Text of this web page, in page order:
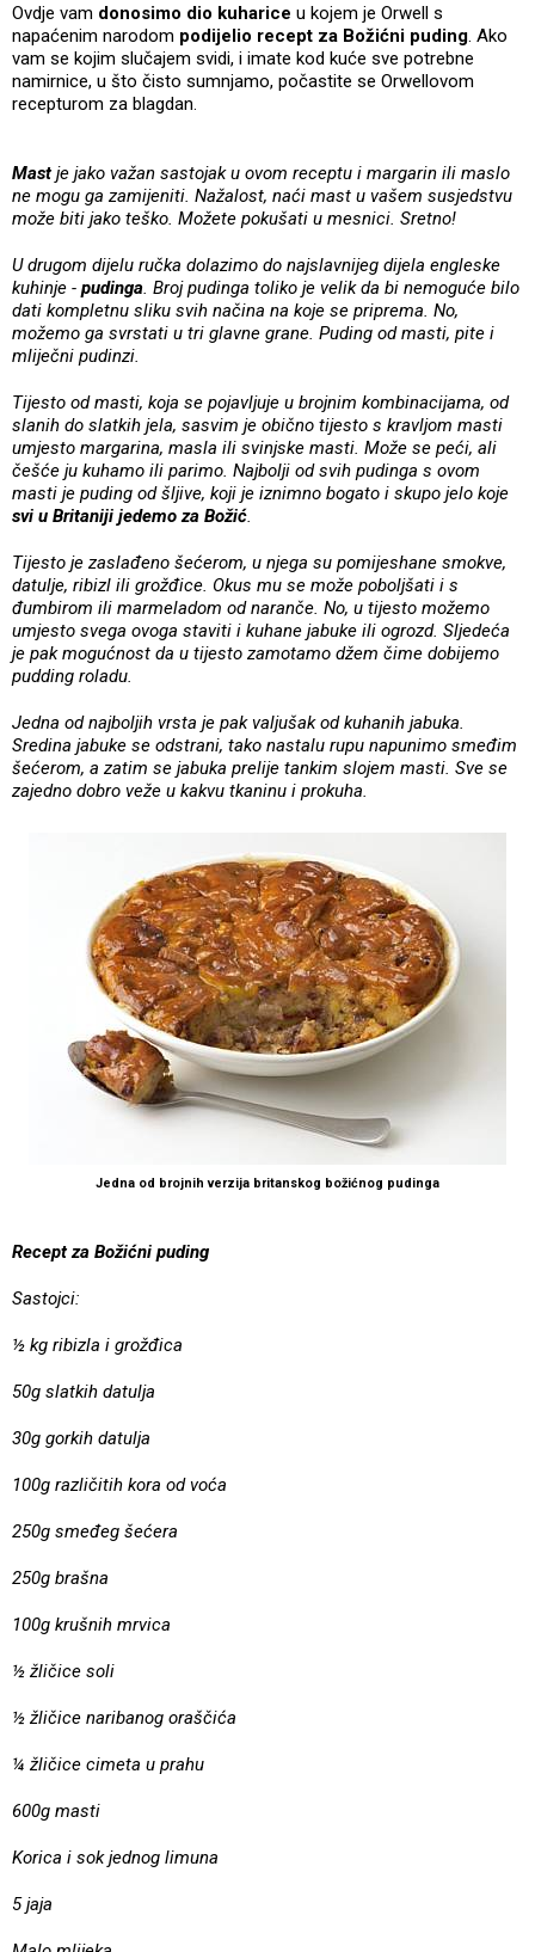
Ovdje vam donosimo dio kuharice u kojem je Orwell s
napaćenim narodom podijelio recept za Božićni puding. Ako
vam se kojim slučajem svidi, i imate kod kuće sve potrebne
namirnice, u što čisto sumnjamo, počastite se Orwellovom
recepturom za blagdan.
Mastje jako važan sastojak u ovom receptu i margarin ili maslo
ne mogu ga zamijeniti. Nažalost, naći mast u vašem susjedstvu
može biti jako teško. Možete pokušati u mesnici. Sretno!
U drugom dijelu ručka dolazimo do najslavnijeg dijela engleske
kuhinje - pudinga. Broj pudinga toliko je velik da bi nemoguće bilo
dati kompletnu sliku svih načina na koje se priprema. No,
možemo ga svrstati u tri glavne grane. Puding od masti, pite i
mliječni pudinzi.
Tijesto od masti, koja se pojavljuje u brojnim kombinacijama, od
slanih do slatkih jela, sasvim je obično tijesto s kravljom masti
umjesto margarina, masla ili svinjske masti. Može se peći, ali
češće ju kuhamo ili parimo. Najbolji od svih pudinga s ovom
masti je puding od šljive, koji je iznimno bogato i skupo jelo koje
svi u Britaniji jedemo za Božić.
Tijesto je zaslađeno šećerom, u njega su pomijeshane smokve,
datulje, ribizl ili grožđice. Okus mu se može poboljšati i s
đumbirom ili marmeladom od naranče. No, u tijesto možemo
umjesto svega ovoga staviti i kuhane jabuke ili ogrozd. Sljedeća
je pak mogućnost da u tijesto zamotamo džem čime dobijemo
pudding roladu.
Jedna od najboljih vrsta je pak valjušak od kuhanih jabuka.
Sredina jabuke se odstrani, tako nastalu rupu napunimo smeđim
šećerom, a zatim se jabuka prelije tankim slojem masti. Sve se
zajedno dobro veže u kakvu tkaninu i prokuha.
Jedna od brojnih verzija britanskog božićnog pudinga
Recept za Božićni puding
Sastojci:
½ kg ribizla i grožđica
50g slatkih datulja
30g gorkih datulja
100g različitih kora od voća
250g smeđeg šećera
250g brašna
100g krušnih mrvica
½ žličice soli
½ žličice naribanog oraščića
¼ žličice cimeta u prahu
600g masti
Korica i sok jednog limuna
5 jaja